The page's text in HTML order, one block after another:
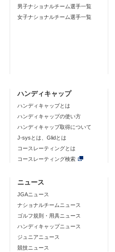
男子ナショナルチーム選手一覧
女子ナショナルチーム選手一覧
ハンディキャップ
ハンディキャップとは
ハンディキャップの使い方
ハンディキャップ取得について
J-sysとは、Glidとは
コースレーティングとは
コースレーティング検索
ニュース
JGAニュース
ナショナルチームニュース
ゴルフ規則・用具ニュース
ハンディキャップニュース
ジュニアニュース
競技ニュース